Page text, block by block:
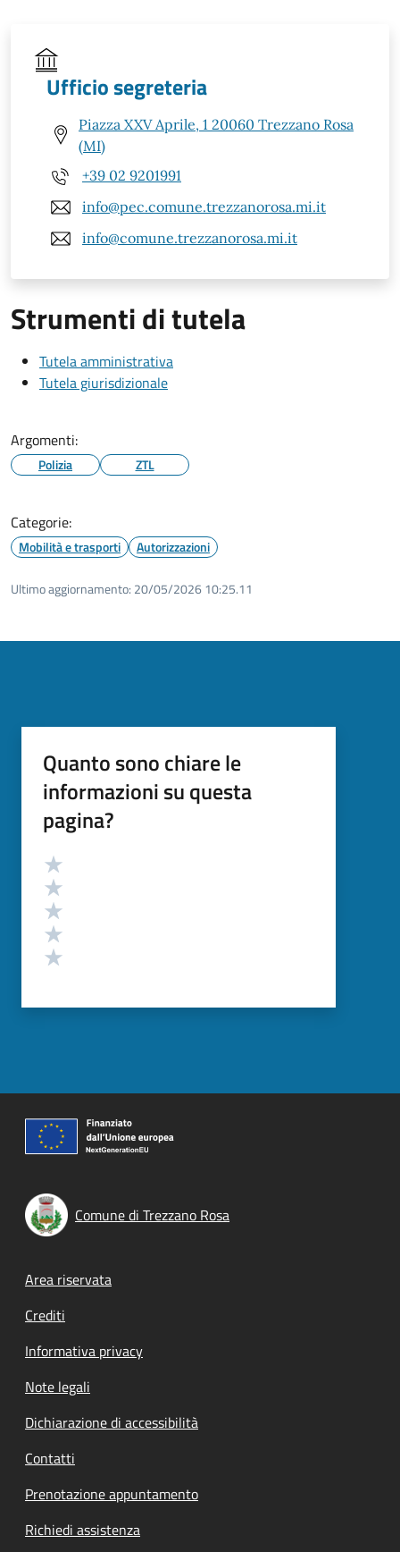
Ufficio segreteria
Piazza XXV Aprile, 1 20060 Trezzano Rosa
(MI)
+39 02 9201991
info@pec.comune.trezzanorosa.mi.it
info@comune.trezzanorosa.mi.it
Strumenti di tutela
Tutela amministrativa
Tutela giurisdizionale
Argomenti:
Polizia ZTL
Categorie:
Mobilità e trasporti Autorizzazioni
Ultimo aggiornamento: 20/05/2026 10:25.11
Quanto sono chiare le
informazioni su questa
pagina?
Valutazione
Comune di Trezzano Rosa
Footer menu
Area riservata
Crediti
Informativa privacy
Note legali
Dichiarazione di accessibilità
Contatti
Prenotazione appuntamento
Richiedi assistenza